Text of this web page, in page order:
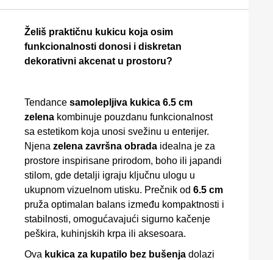
Želiš praktičnu kukicu koja osim
funkcionalnosti donosi i diskretan
dekorativni akcenat u prostoru?
Tendance samolepljiva kukica 6.5 cm
zelena kombinuje pouzdanu funkcionalnost
sa estetikom koja unosi svežinu u enterijer.
Njena zelena završna obrada idealna je za
prostore inspirisane prirodom, boho ili japandi
stilom, gde detalji igraju ključnu ulogu u
ukupnom vizuelnom utisku. Prečnik od 6.5 cm
pruža optimalan balans između kompaktnosti i
stabilnosti, omogućavajući sigurno kačenje
peškira, kuhinjskih krpa ili aksesoara.
Ova kukica za kupatilo bez bušenja dolazi